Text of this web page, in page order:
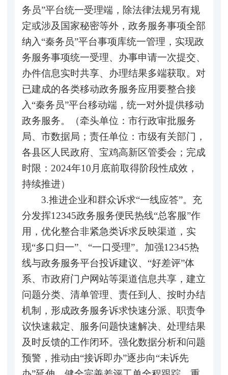
务员”平台统一受理端，除法律法规另有规
定或涉及国家秘密等外，政务服务事项全部
纳入“秦务员”平台事项库统一管理，实现政
务服务事项统一受理、办事申请一次提交、
办件信息实时共享、办理结果多端获取。对
已建成的各类移动政务服务应用要整合接
入“秦务员”平台移动端，统一对外提供移动
政务服务。（牵头单位：市行政审批服务
局、市数据局；责任单位：市级有关部门，
各县区人民政府、宝鸡高新区管委会；完成
时限：2024年10月底前取得阶段性成效，
持续推进）
3.推进企业和群众诉求“一线应答”。充
分发挥12345政务服务便民热线“总客服”作
用，优化整合非紧急类诉求反映渠道，实
现“多口归一”、“一口受理”。加强12345热
线与政务服务平台投诉建议、“好差评”体
系、市政府门户网站等渠道信息共享，建立
问题分类、清单管理、责任到人、按时办结
机制，形成政务服务诉求快速分派、职责争
议快速裁定、服务问题快速解决、处理结果
及时反馈的工作闭环。强化数据分析和问题
预警，推动由“接诉即办”逐步向“未诉先